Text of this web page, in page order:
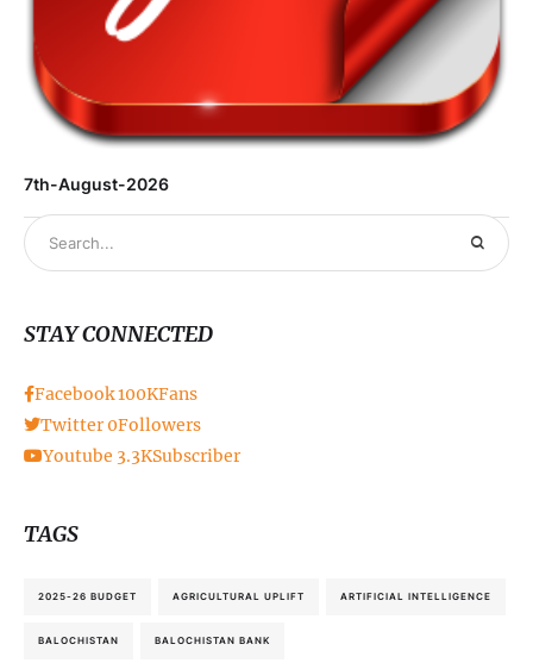
7th-August-2026
STAY CONNECTED
Facebook100KFans
Twitter 0Followers
Youtube 3.3KSubscriber
TAGS
2025-26 BUDGET AGRICULTURAL UPLIFT ARTIFICIAL INTELLIGENCE
BALOCHISTAN BALOCHISTAN BANK